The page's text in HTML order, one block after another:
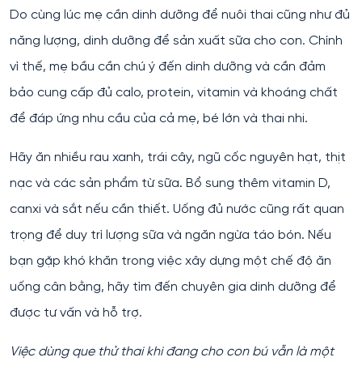
Do cùng lúc mẹ cần dinh dưỡng để nuôi thai cũng như đủ
năng lượng, dinh dưỡng để sản xuất sữa cho con. Chính
vì thế, mẹ bầu cần chú ý đến dinh dưỡng và cần đảm
bảo cung cấp đủ calo, protein, vitamin và khoáng chất
để đáp ứng nhu cầu của cả mẹ, bé lớn và thai nhi.
Hãy ăn nhiều rau xanh, trái cây, ngũ cốc nguyên hạt, thịt
nạc và các sản phẩm từ sữa. Bổ sung thêm vitamin D,
canxi và sắt nếu cần thiết. Uống đủ nước cũng rất quan
trọng để duy trì lượng sữa và ngăn ngừa táo bón. Nếu
bạn gặp khó khăn trong việc xây dựng một chế độ ăn
uống cân bằng, hãy tìm đến chuyên gia dinh dưỡng để
được tư vấn và hỗ trợ.
Việc dùng que thử thai khi đang cho con bú vẫn là một